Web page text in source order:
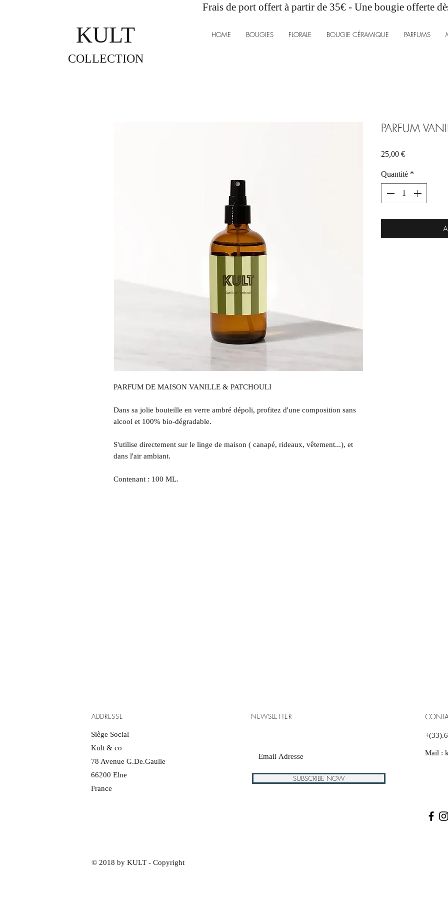
Frais de port offert à partir de 35€ - Une bougie offerte
KULT
COLLECTION
HOME BOUGIES FLORALE BOUGIE CÉRAMIQUE PARFUMS
PARFUM DE MAISON VANILLE & PATCHOULI
Dans sa jolie bouteille en verre ambré dépoli, profitez d'une composition sans
alcool et 100% bio-dégradable.
S'utilise directement sur le linge de maison ( canapé, rideaux, vêtement...), et
dans l'air ambiant.
Contenant : 100 ML.
PARFUM
25,00 €Prix
Quantité *
ADDRESSE
Siège Social
Kult & co
78 Avenue G.De.Gaulle
66200 Elne
France
NEWSLETTER
SUBSCRIBE NOW
Mail :
© 2018 by KULT - Copyright